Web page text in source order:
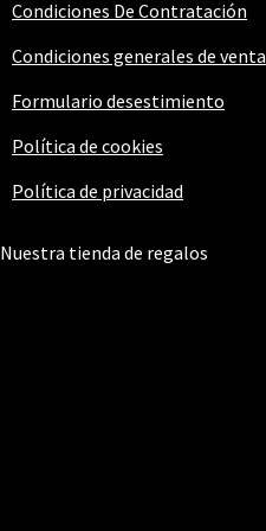
Condiciones De Contratación
Condiciones generales de venta
Formulario desestimiento
Política de cookies
Política de privacidad